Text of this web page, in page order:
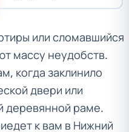
или сломавшийся
массу неудобств.
когда заклинило
двери или
деревянной раме.
к вам в Нижний